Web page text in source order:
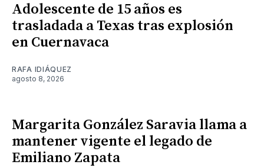
Adolescente de 15 años es
trasladada a Texas tras explosión
en Cuernavaca
RAFA IDIÁQUEZ
agosto 8, 2026
Margarita González Saravia llama a
mantener vigente el legado de
Emiliano Zapata